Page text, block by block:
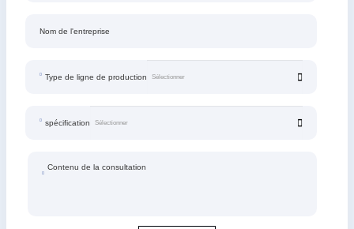
Nom de l'entreprise
Type de ligne de production
spécification
Contenu de la consultation